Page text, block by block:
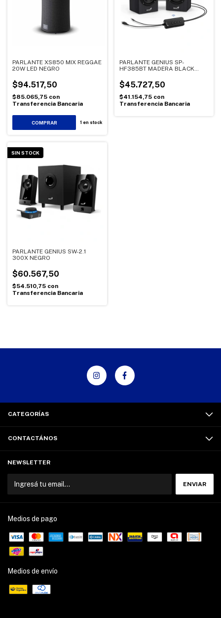
PARLANTE XS850 MIX REGGAE
20W LED NEGRO
$94.517,50
$85.065,75 con
Transferencia Bancaria
1 en stock
PARLANTE GENIUS SP-
HF385BT MADERA BLACK
$45.727,50
$41.154,75 con
Transferencia Bancaria
SIN STOCK
PARLANTE GENIUS SW-2.1
300X NEGRO
$60.567,50
$54.510,75 con
Transferencia Bancaria
CATEGORÍAS
CONTACTÁNOS
NEWSLETTER
Medios de pago
Medios de envío